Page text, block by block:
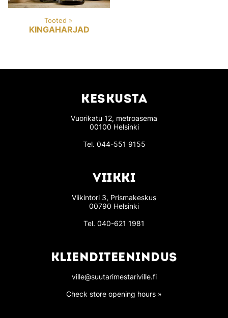
Tooted ‪»
KINGAHARJAD
KESKUSTA
Vuorikatu 12, metroasema
00100 Helsinki
Tel. 044-551 9155
VIIKKI
Viikintori 3, Prismakeskus
00790 Helsinki
Tel. 040-621 1981
KLIENDITEENINDUS
ville@suutarimestariville.fi
Check store opening hours »